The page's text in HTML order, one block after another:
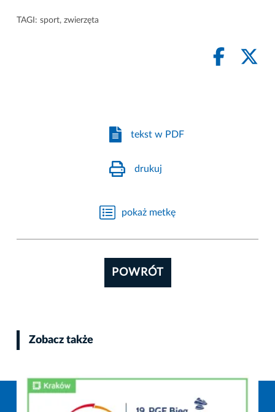
TAGI: sport, zwierzęta
tekst w PDF
drukuj
pokaż metkę
POWRÓT
Zobacz także